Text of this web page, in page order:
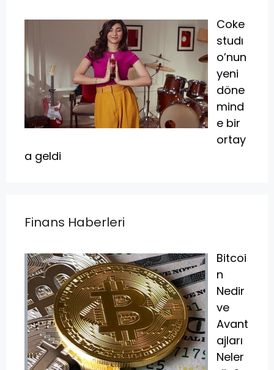
Coke
studı
o’nun
yeni
döne
mind
e bir
ortay
a geldi
Finans Haberleri
Bitcoi
n
Nedir
ve
Avant
ajları
Neler